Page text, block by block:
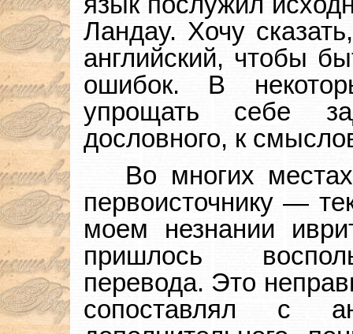
Ландау. Хочу
английский, чтобы
ошибок. В
упрощать себе
дословного, к
Во многих
первоисточнику —
моем незнании
пришлось
перевода. Это
сопоставлял с